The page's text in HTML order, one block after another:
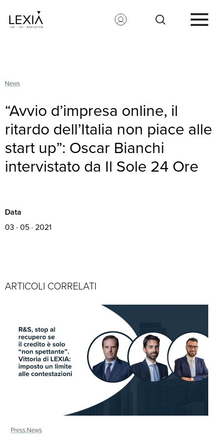
News
“Avvio d’impresa online, il
ritardo dell’Italia non piace alle
start up”: Oscar Bianchi
intervistato da Il Sole 24 Ore
Data
03 · 05 · 2021
ARTICOLI CORRELATI
Press,News